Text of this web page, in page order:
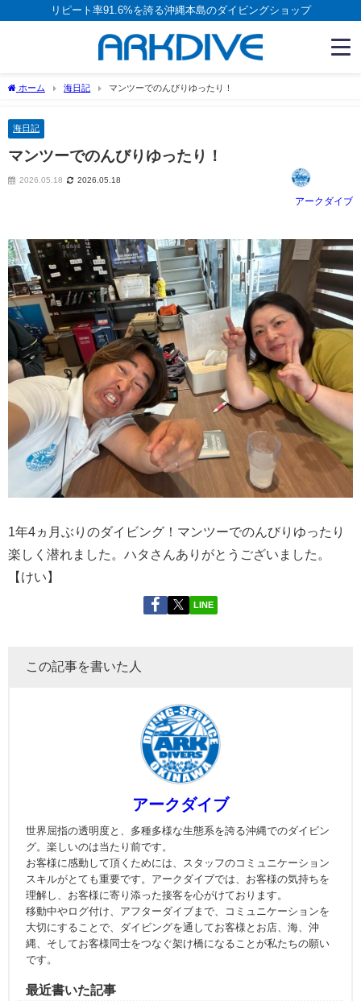
リピート率91.6%を誇る沖縄本島のダイビングショップ
ホーム 海日記 マンツーでのんびりゆったり！
海日記
マンツーでのんびりゆったり！
2026.05.18 2026.05.18
アークダイブ
1年4ヵ月ぶりのダイビング！マンツーでのんびりゆったり
楽しく潜れました。ハタさんありがとうございました。
【けい】
LINE
この記事を書いた人
アークダイブ
世界屈指の透明度と、多種多様な生態系を誇る沖縄でのダイビン
グ。楽しいのは当たり前です。
お客様に感動して頂くためには、スタッフのコミュニケーション
スキルがとても重要です。アークダイブでは、お客様の気持ちを
理解し、お客様に寄り添った接客を心がけております。
移動中やログ付け、アフターダイブまで、コミュニケーションを
大切にすることで、ダイビングを通してお客様とお店、海、沖
縄、そしてお客様同士をつなぐ架け橋になることが私たちの願い
です。
最近書いた記事